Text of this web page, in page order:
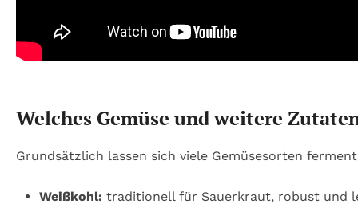
Welches Gemüse und weitere
Grundsätzlich lassen sich viele Gemüsesorten
Weißkohl: traditionell für Sauerkraut, robust und